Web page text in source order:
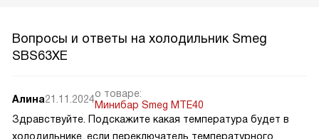
Вопросы и ответы на холодильник Smeg
SBS63XE
Алина21.11.2024о товаре:
Минибар Smeg MTE40
Здравствуйте. Подскажите какая температура будет в
холодильнике, если переключатель температурного